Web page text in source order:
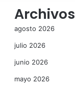
Archivos
agosto 2026
julio 2026
junio 2026
mayo 2026